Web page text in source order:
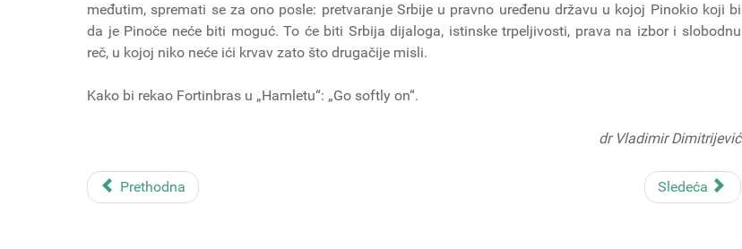
međutim, spremati se za ono posle: pretvaranje Srbije u pravno uređenu državu u kojoj Pinokio koji bi
da je Pinoče neće biti moguć. To će biti Srbija dijaloga, istinske trpeljivosti, prava na izbor i slobodnu
reč, u kojoj niko neće ići krvav zato što drugačije misli.
Kako bi rekao Fortinbras u „Hamletu“: „Go softly on“.
dr Vladimir Dimitrijević
Prethodna Sledeća